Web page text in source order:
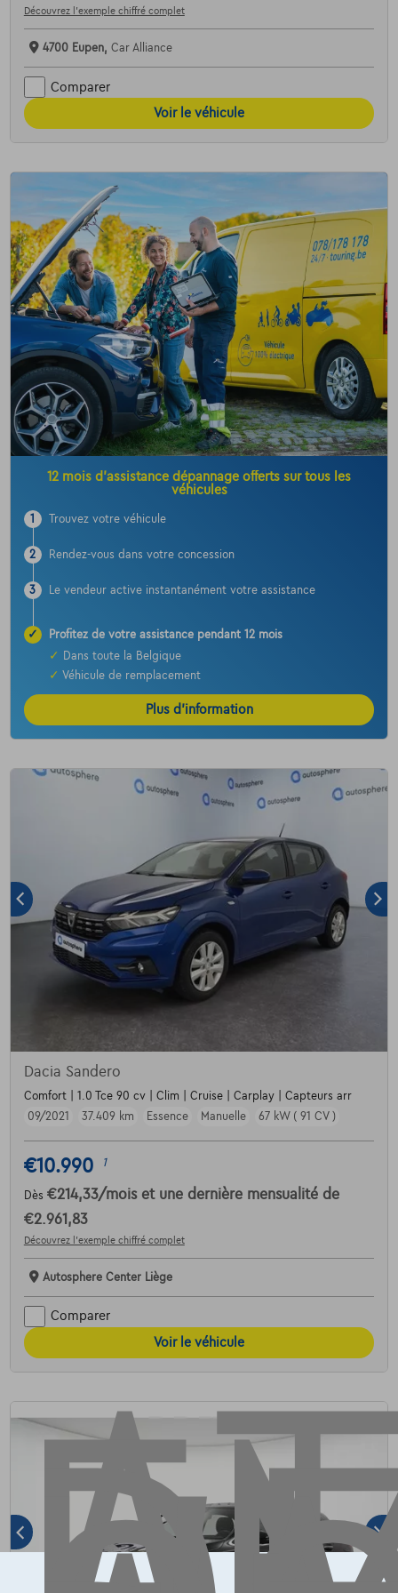
Découvrez l’exemple chiffré complet
4700 Eupen, Car Alliance
Comparer
Voir le véhicule
12 mois d’assistance dépannage offerts sur tous les
véhicules
1 Trouvez votre véhicule
2 Rendez-vous dans votre concession
3 Le vendeur active instantanément votre assistance
✓
Profitez de votre assistance pendant 12 mois
✓
Dans toute la Belgique
✓ Véhicule de remplacement
Plus d’information
Dacia Sandero
Comfort | 1.0 Tce 90 cv | Clim | Cruise | Carplay | Capteurs arr
09/2021
37.409 km Essence Manuelle 67 kW ( 91 CV )
€10.990 1
Dès €214,33/mois et une dernière mensualité de
€2.961,83
Découvrez l’exemple chiffré complet
Autosphere Center Liège
Comparer
Voir le véhicule